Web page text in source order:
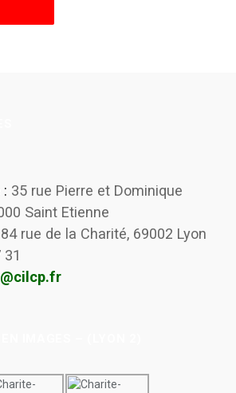
35 rue Pierre et Dominique
Saint Etienne
84 rue de la Charité, 69002 Lyon